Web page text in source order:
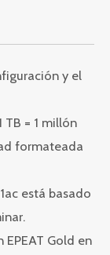
y el
TB = 1 millón
formateada
está basado
Gold en